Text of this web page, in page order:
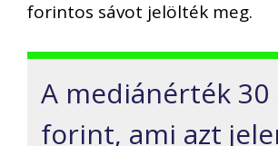
forintos sávot jelölték meg.
A mediánérték 30
forint, ami azt